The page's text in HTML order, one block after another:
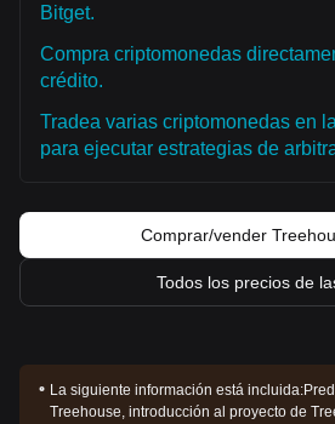
Bitget.
Compra criptomonedas
crédito.
Tradea varias criptomonedas en
para ejecutar estrategias de
Comprar/vender
Todos los precios de
La siguiente información está incluida:
Treehouse, introducción al proyecto de